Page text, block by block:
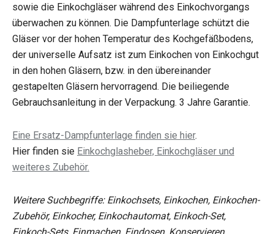
sowie die Einkochgläser während des Einkochvorgangs
überwachen zu können. Die Dampfunterlage schützt die
Gläser vor der hohen Temperatur des Kochgefäßbodens,
der universelle Aufsatz ist zum Einkochen von Einkochgut
in den hohen Gläsern, bzw. in den übereinander
gestapelten Gläsern hervorragend. Die beiliegende
Gebrauchsanleitung in der Verpackung. 3 Jahre Garantie.
Eine Ersatz-Dampfunterlage finden sie hier.
Hier finden sie Einkochglasheber, Einkochgläser und
weiteres Zubehör.
Weitere Suchbegriffe: Einkochsets, Einkochen, Einkochen-
Zubehör, Einkocher, Einkochautomat, Einkoch-Set,